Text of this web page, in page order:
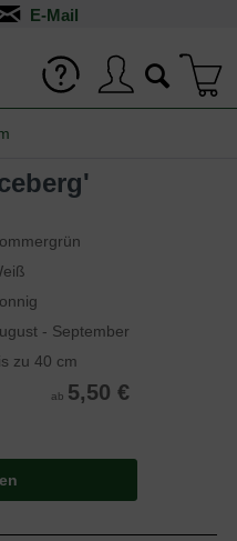
- September
zu 40 cm
ab 5,50 €